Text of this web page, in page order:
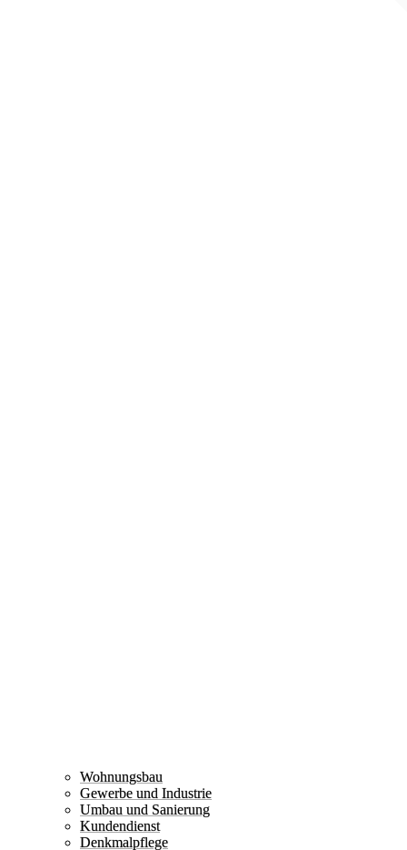
Wohnungsbau
Gewerbe und Industrie
Umbau und Sanierung
Kundendienst
Denkmalpflege